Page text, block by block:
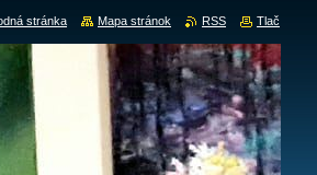
stránka Mapa stránok RSS Tlač